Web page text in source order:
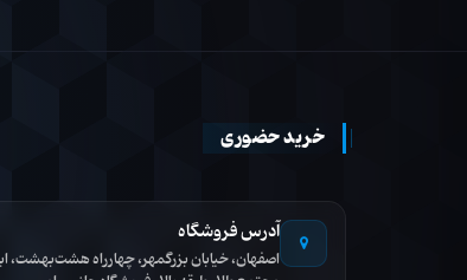
خرید حضوری
آدرس فروشگاه
اصفهان، خیابان بزرگمهر، چهارراه